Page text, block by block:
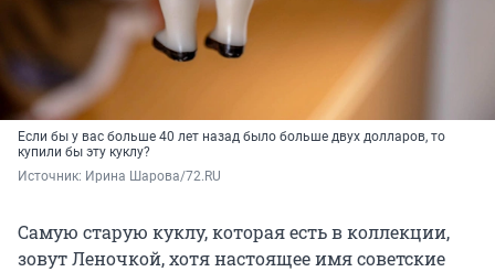
Если бы у вас больше 40 лет назад было больше двух долларов, то
купили бы эту куклу?
Источник: Ирина Шарова/72.RU
Самую старую куклу, которая есть в коллекции,
зовут Леночкой, хотя настоящее имя советские